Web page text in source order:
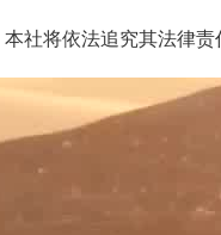
社将依法追究其法律责